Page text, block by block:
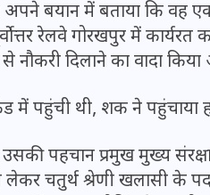
अपने बयान में बताया कि वह
रेलवे गोरखपुर में
नौकरी दिलाने का वादा
पहुंची थी, शक ने पहुंचाया
पहचान प्रमुख मुख्य
चतुर्थ श्रेणी खलासी के पद
दिसम्बर 2025